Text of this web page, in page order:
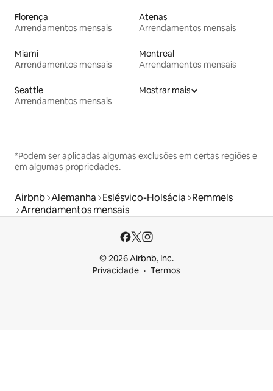
Florença
Arrendamentos mensais
Atenas
Arrendamentos mensais
Miami
Arrendamentos mensais
Montreal
Arrendamentos mensais
Seattle
Arrendamentos mensais
Mostrar mais
*Podem ser aplicadas algumas exclusões em certas regiões e
em algumas propriedades.
Airbnb Alemanha Eslésvico-Holsácia Remmels
Arrendamentos mensais
© 2026 Airbnb, Inc.
Privacidade
Termos